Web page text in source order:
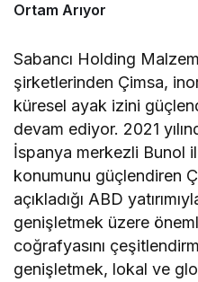
Ortam Arıyor
Sabancı Holding
şirketlerinden Çimsa,
küresel ayak izini
devam ediyor. 2021
İspanya merkezli Bunol
konumunu güçlendiren
açıkladığı ABD
genişletmek üzere
coğrafyasını
genişletmek, lokal ve